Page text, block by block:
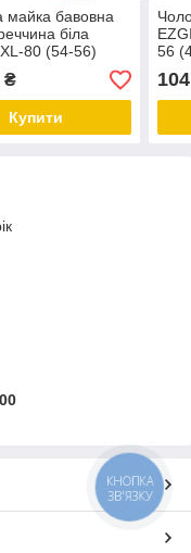
майка бавовна
біла
80 (54-56)
₴
Купити
56
КНОПКА
ЗВ'ЯЗКУ